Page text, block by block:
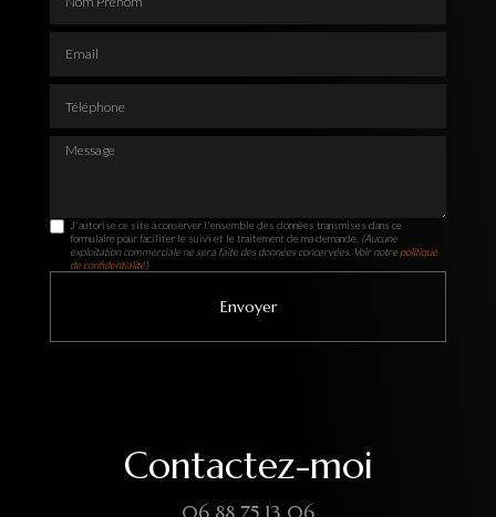
Message
J'autorise ce site à conserver l'ensemble des données transmises dans ce
formulaire pour faciliter le suivi et le traitement de ma demande. (Aucune
exploitation commerciale ne sera faite des données concervées. Voir notrepolitique
de confidentialité)
Contactez-moi